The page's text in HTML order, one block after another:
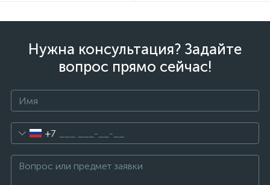
Нужна консультация? Задайте
вопрос прямо сейчас!
+7